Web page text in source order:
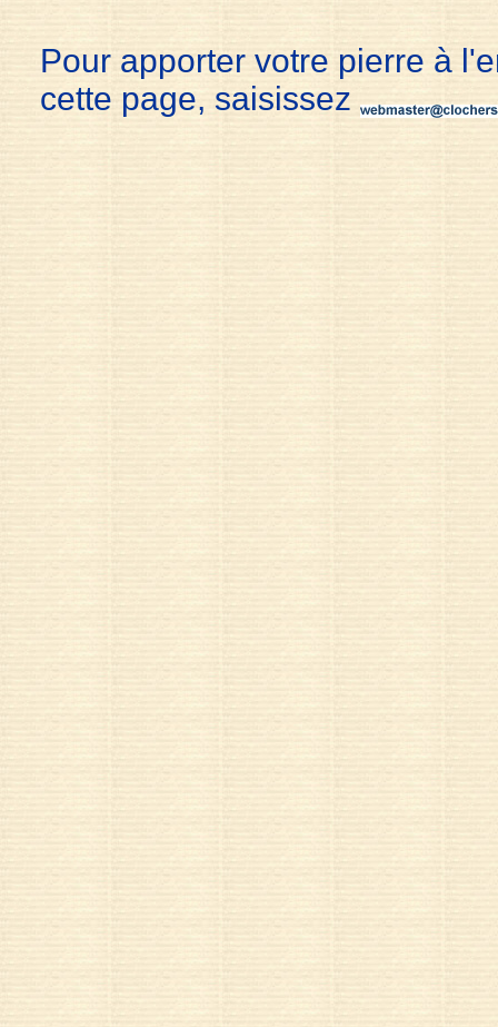
Pour apporter votre pierre à
cette page, saisissez